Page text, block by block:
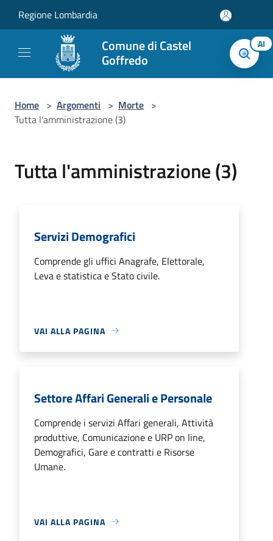
Regione Lombardia
Comune di Castel
Goffredo
AI
Home > Argomenti > Morte >
Tutta l'amministrazione (3)
Tutta l'amministrazione (3)
Servizi Demografici
Comprende gli uffici Anagrafe, Elettorale,
Leva e statistica e Stato civile.
VAI ALLA PAGINA
Settore Affari Generali e Personale
Comprende i servizi Affari generali, Attività
produttive, Comunicazione e URP on line,
Demografici, Gare e contratti e Risorse
Umane.
VAI ALLA PAGINA